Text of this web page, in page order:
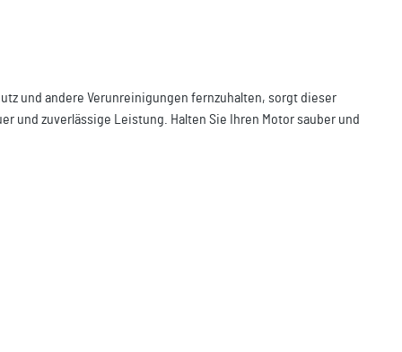
und andere Verunreinigungen fernzuhalten, sorgt dieser
und zuverlässige Leistung. Halten Sie Ihren Motor sauber und